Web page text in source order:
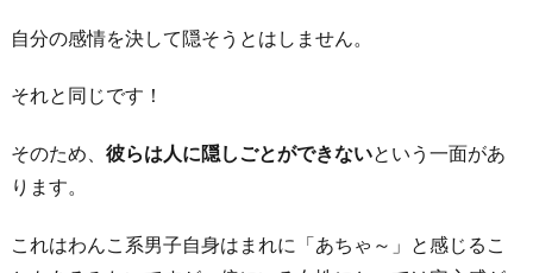
よ
人
つ
っ
こ
自分の感情を決して隠そうとはしません。
それと同じです！
そのため、 彼らは人に隠しごとができないという一面があ
ります。
これはわんこ系男子自身はまれに「あちゃ～」と感じるこ